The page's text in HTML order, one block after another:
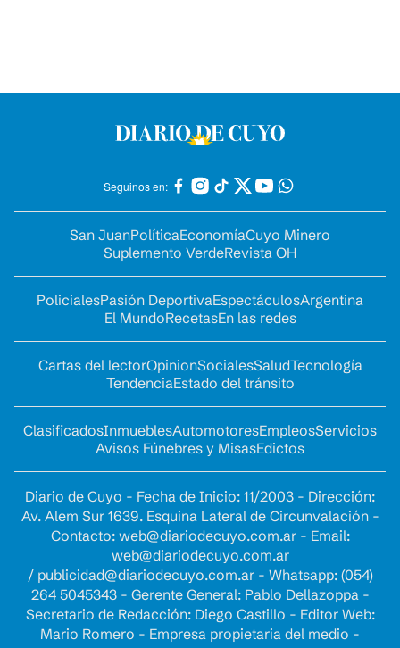
Seguinos en:
San JuanPolíticaEconomíaCuyo Minero
Suplemento VerdeRevista OH
PolicialesPasión DeportivaEspectáculosArgentina
El MundoRecetasEn las redes
Cartas del lectorOpinionSocialesSaludTecnología
TendenciaEstado del tránsito
ClasificadosInmueblesAutomotoresEmpleosServicios
Avisos Fúnebres y MisasEdictos
Diario de Cuyo - Fecha de Inicio: 11/2003 - Dirección:
Av. Alem Sur 1639. Esquina Lateral de Circunvalación -
Contacto: web@diariodecuyo.com.ar- Email:
web@diariodecuyo.com.ar
/ publicidad@diariodecuyo.com.ar- Whatsapp: (054)
264 5045343 - Gerente General: Pablo Dellazoppa -
Secretario de Redacción: Diego Castillo - Editor Web:
Mario Romero - Empresa propietaria del medio -